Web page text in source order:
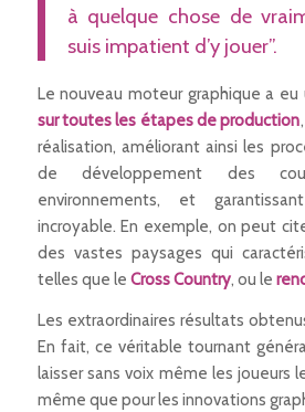
à quelque chose de
suis impatient d’y jouer”.
Le nouveau moteur graphique a eu
sur toutes les étapes de production
réalisation, améliorant ainsi les
de développement des
environnements, et
incroyable. En exemple, on peut
des vastes paysages qui
telles que le Cross Country, ou le
Les extraordinaires résultats
En fait, ce véritable tournant
laisser sans voix même les joueurs
même que pour les innovations